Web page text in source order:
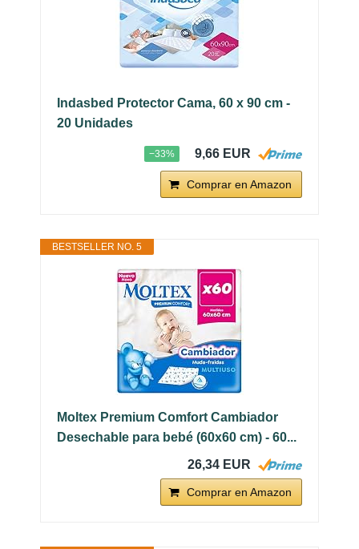
Indasbed Protector Cama, 60 x 90 cm -
20 Unidades
−33% 9,66 EUR
Comprar en Amazon
BESTSELLER NO. 5
Moltex Premium Comfort Cambiador
Desechable para bebé (60x60 cm) - 60...
26,34 EUR
Comprar en Amazon